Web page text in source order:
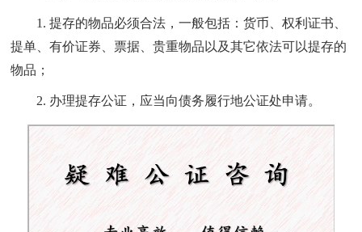
1 . 提存的物品必须合法，一般包括：货币、权利证书、
提单、有价证券、票据、贵重物品以及其它依法可以提存的
物品；
2. 办理提存公证，应当向债务履行地公证处申请。